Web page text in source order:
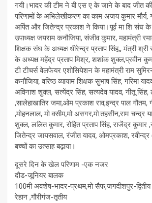
गयी।भादर की टीम ने बी एस ए के जाने के बाद जीत की
परिणामों के अभिलेखीकरण का काम अजय कुमार मौर्य,
अर्पित और जितेन्द्र प्रकाश ने किया।पूर्व मा शि संघ
उपाध्यक्ष जयराम कनौजिया, संजीव कुमार, महामंत्री
शिक्षक संघ के अध्यक्ष धीरेन्द्र प्रताप सिंह,, मंत्री श्री
के अध्यक्ष महेंद्र प्रताप मिश्र, शशांक शुक्ल,प्रवीन
टी टीचर्स वेलफेयर एशोसियेशन के महामंत्री राम
कनौजिया, वरिष्ठ व्यायाम शिक्षक सुभाष सिंह, गरिमा
अविनाश शुक्ल, सत्येंद्र सिंह, सत्यदेव यादव, नीतू सिंह,
,सालेहाखातिर जमा,ओम प्रकाश राव,इन्द्र पाल गौतम,
,मोहनलाल, मो वसीम,मो असगर,मो.तहसीन,राम चन्द्र
शुक्ल, ललित कुमार, रोहित प्रताप सिंह, राजेंद्र कुमार
जितेन्द्र जायसवाल, रंजीत यादव, ओमप्रकाश,
बच्चों का उत्साह बढ़ाया।
दूसरे दिन के खेल परिणाम -एक नजर
दौड-जूनियर बालक
100मी अवशेष-भादर-प्रथम,मो सैफ,जगदीशपुर-द्वितीय
रेहान ,गौरीगंज-तृतीय